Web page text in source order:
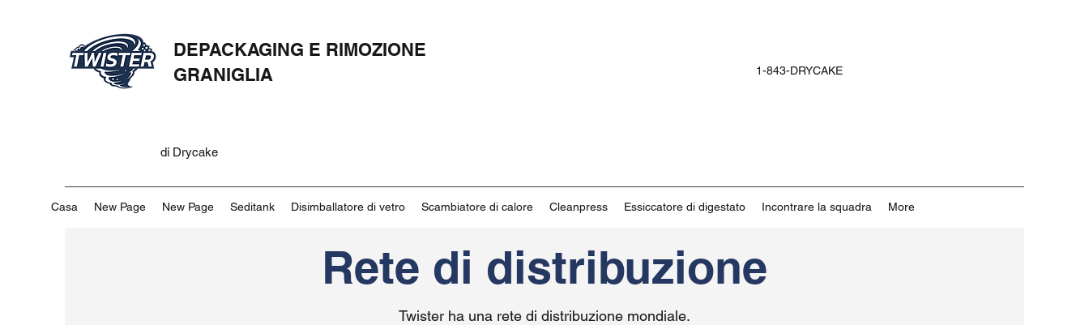
DEPACKAGING E RIMOZIONE
GRANIGLIA
di Drycake
1-843-DRYCAKE
Casa New Page New Page Seditank Disimballatore di vetro Scambiatore di calore Cleanpress Essiccatore di digestato Incontrare la squadra More
Rete di distribuzione
Twister ha una rete di distribuzione mondiale.